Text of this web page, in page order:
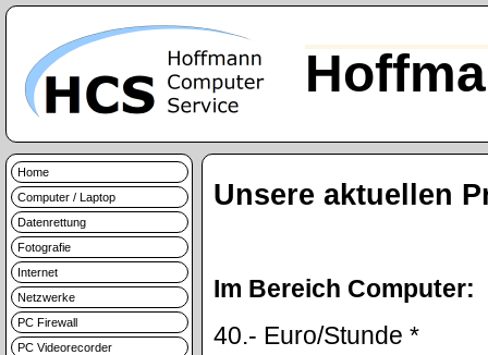
Home
Computer / Laptop
Datenrettung
Fotografie
Internet
Netzwerke
PC Firewall
PC Videorecorder
Unsere aktuellen
Im Bereich Computer:
40.- Euro/Stunde *